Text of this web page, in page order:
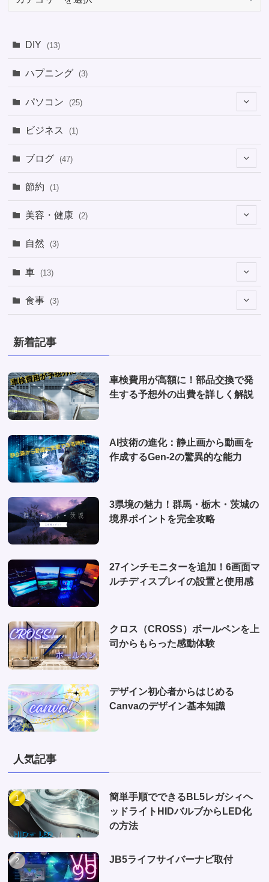
DIY (13)
ハプニング (3)
パソコン (25)
(8)
(1)
(1) (6)
(4)
(1)
(6)
ビジネス (1)
ブログ (47)
節約 (1)
美容・健康 (2)
(1)
自然 (3)
車 (13)
(1)
(1)
(2)
(4)
食事 (3)
新着記事
車検費用が高額に！部品交換で発
生する予想外の出費を詳しく解説
AI技術の進化：静止画から動画を
作成するGen-2の驚異的な能力
3県境の魅力！群馬・栃木・茨城の
境界ポイントを完全攻略
27インチモニターを追加！6画面マ
ルチディスプレイの設置と使用感
クロス（CROSS）ボールペンを上
司からもらった感動体験
デザイン初心者からはじめる
Canvaのデザイン基本知識
人気記事
簡単手順でできるBL5レガシィヘ
ッドライトHIDバルブからLED化
の方法
JB5ライフサイバーナビ取付